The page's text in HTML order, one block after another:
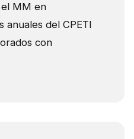
MM en
anuales del CPETI
con